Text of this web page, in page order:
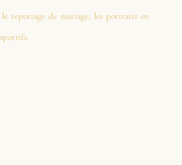
le reportage de mariage, les portraits en